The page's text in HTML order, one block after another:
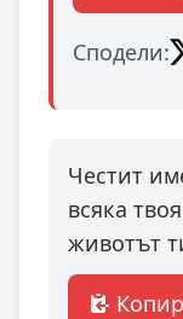
Сподели:
Честит
всяка
животът